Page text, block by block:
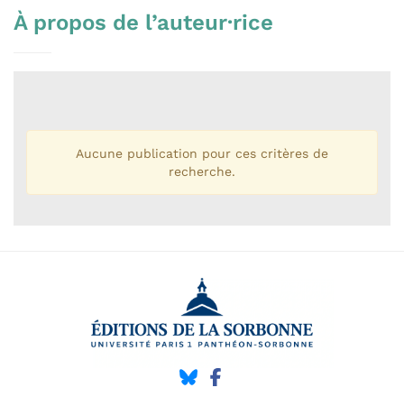
À propos de l’auteur·rice
Aucune publication pour ces critères de
recherche.